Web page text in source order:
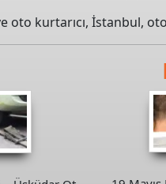
oto kurtarıcı, İstanbul,